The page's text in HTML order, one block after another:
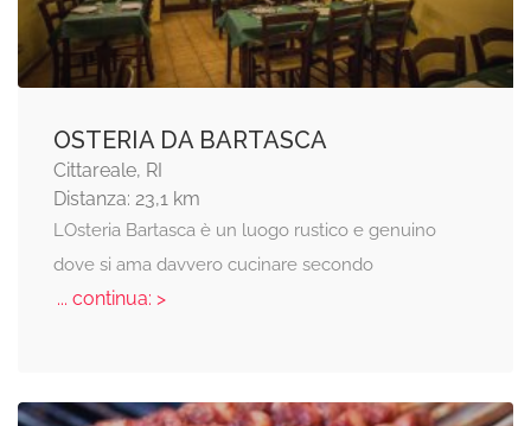
OSTERIA DA BARTASCA
Cittareale, RI
Distanza: 23,1 km
LOsteria Bartasca è un luogo rustico e genuino
dove si ama davvero cucinare secondo
... continua: >